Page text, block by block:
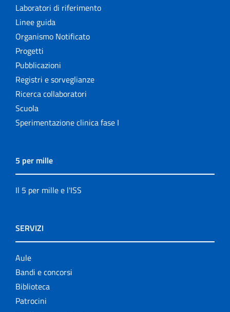
Laboratori di riferimento
Linee guida
Organismo Notificato
Progetti
Pubblicazioni
Registri e sorveglianze
Ricerca collaboratori
Scuola
Sperimentazione clinica fase I
5 per mille
Il 5 per mille e l'ISS
SERVIZI
Aule
Bandi e concorsi
Biblioteca
Patrocini